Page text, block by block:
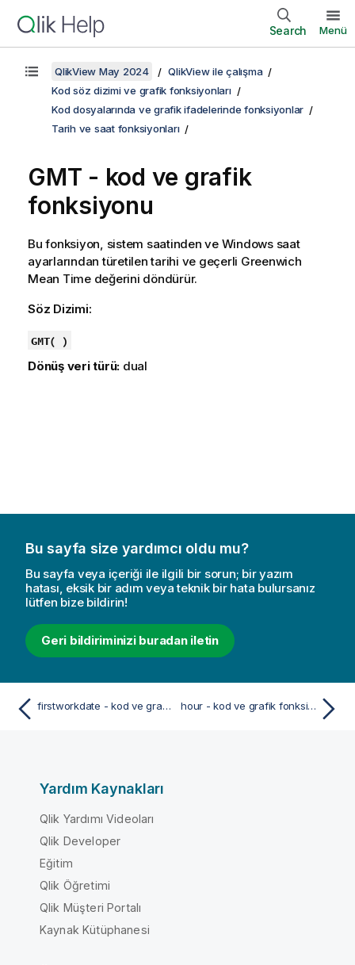
Search Menü
QlikView May 2024
QlikView ile çalışma
Kod söz dizimi ve grafik fonksiyonları
Kod dosyalarında ve grafik ifadelerinde fonksiyonlar
Tarih ve saat fonksiyonları
GMT - kod ve grafik
fonksiyonu
Bu fonksiyon, sistem saatinden ve Windowssaat
ayarlarından türetilen tarihi ve geçerli Greenwich
Mean Timedeğerini döndürür.
Söz Dizimi:
GMT( )
Dönüş veri türü: dual
Bu sayfa size yardımcı oldu mu?
Bu sayfa veya içeriği ile ilgili bir sorun; bir yazım
hatası, eksik bir adım veya teknik bir hata bulursanız
lütfen bize bildirin!
Geri bildiriminizi buradan iletin
firstworkdate - kod ve grafik fonksiyonu hour - kod ve grafik fonksiyonu
Yardım Kaynakları
Qlik Yardımı Videoları
Qlik Developer
Eğitim
Qlik Öğretimi
Qlik Müşteri Portalı
Kaynak Kütüphanesi